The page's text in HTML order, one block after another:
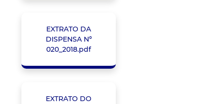
EXTRATO DA
DISPENSA Nº
020_2018.pdf
EXTRATO DO